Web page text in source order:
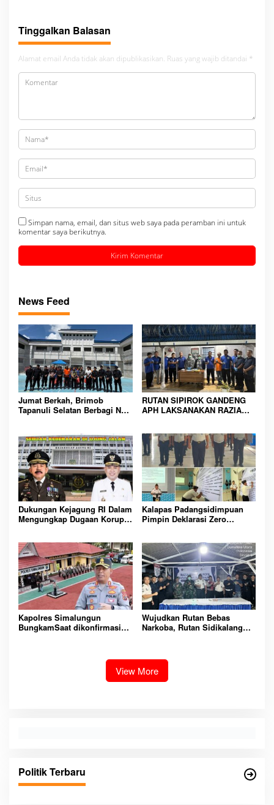
Tinggalkan Balasan
Alamat email Anda tidak akan dipublikasikan. Ruas yang wajib ditandai *
Simpan nama, email, dan situs web saya pada peramban ini untuk
komentar saya berikutnya.
News Feed
Jumat Berkah, Brimob
Tapanuli Selatan Berbagi Nasi
RUTAN SIPIROK GANDENG
APH LAKSANAKAN RAZIA
LINGKUNGAN
PEMASYARAKATAN YANG
AMAN
Dukungan Kejagung RI Dalam
Mengungkap Dugaan Korupsi
Dan Tangkap!
Kalapas Padangsidimpuan
Pimpin Deklarasi Zero
Padangsidimpuan
Kapolres Simalungun
BungkamSaat dikonfirmasi
Dikecamatan gunung malela
Wujudkan Rutan Bebas
Narkoba, Rutan Sidikalang
View More
Politik Terbaru